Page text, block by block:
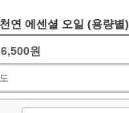
연 에센셜 오일 (용량별)
6,500원